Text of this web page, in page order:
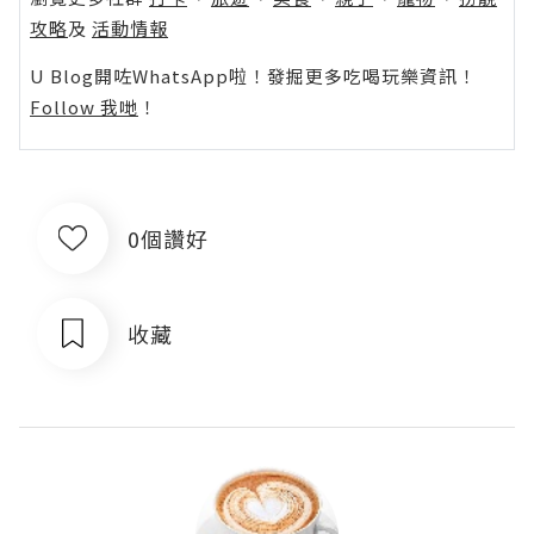
攻略及 活動情報
U Blog開咗WhatsApp啦！發掘更多吃喝玩樂資訊！
Follow 我哋 ！
0個讚好
收藏